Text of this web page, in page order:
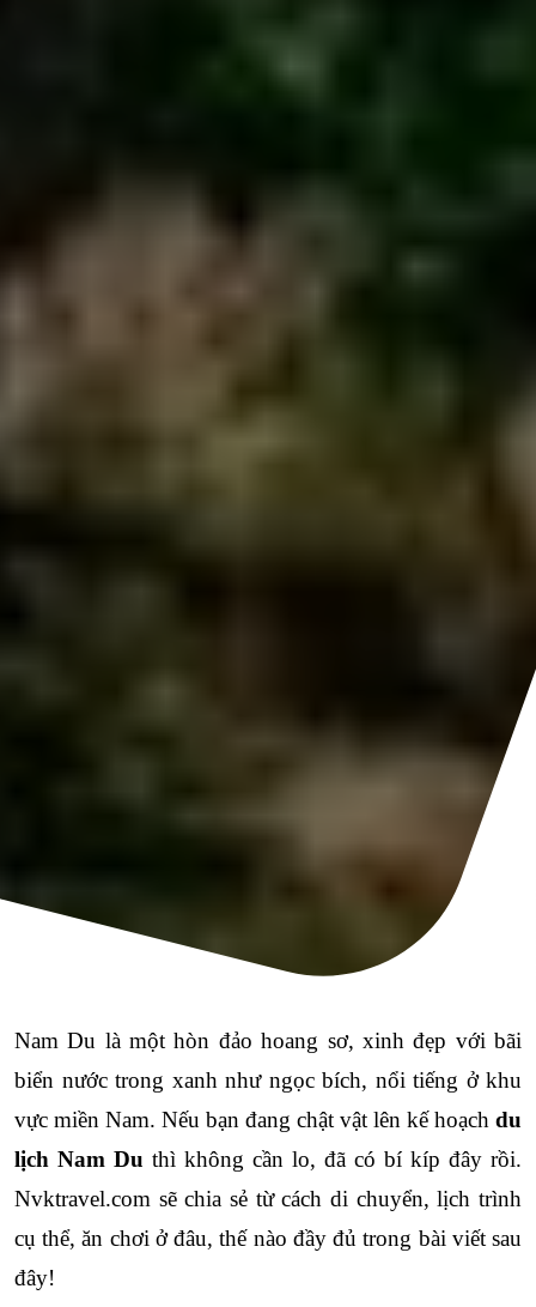
Nam Du là một hòn đảo hoang sơ, xinh đẹp với bãi
biển nước trong xanh như ngọc bích, nổi tiếng ở khu
vực miền Nam. Nếu bạn đang chật vật lên kế hoạch du
lịch Nam Du thì không cần lo, đã có bí kíp đây rồi.
Nvktravel.com sẽ chia sẻ từ cách di chuyển, lịch trình
cụ thể, ăn chơi ở đâu, thế nào đầy đủ trong bài viết sau
đây!